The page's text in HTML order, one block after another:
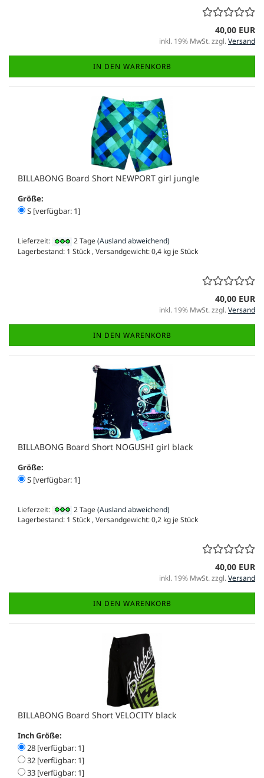
40,00 EUR
inkl. 19% MwSt. zzgl.Versand
IN DEN WARENKORB
BILLABONG Board Short NEWPORT girl jungle
Größe:
S [verfügbar: 1]
Lieferzeit: 2 Tage(Ausland abweichend)
Lagerbestand: 1 Stück , Versandgewicht:0,4 kg je Stück
40,00 EUR
inkl. 19% MwSt. zzgl.Versand
IN DEN WARENKORB
BILLABONG Board Short NOGUSHI girl black
Größe:
S [verfügbar: 1]
Lieferzeit: 2 Tage(Ausland abweichend)
Lagerbestand: 1 Stück , Versandgewicht:0,2 kg je Stück
40,00 EUR
inkl. 19% MwSt. zzgl.Versand
IN DEN WARENKORB
BILLABONG Board Short VELOCITY black
Inch Größe:
28 [verfügbar: 1]
32 [verfügbar: 1]
33 [verfügbar: 1]